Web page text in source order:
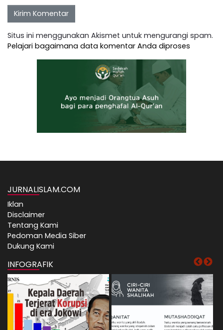
Situs ini menggunakan Akismet untuk mengurangi spam.
Pelajari bagaimana data komentar Anda diproses
JURNALISLAM.COM
Iklan
Disclaimer
Tentang Kami
Pedoman Media Siber
Dukung Kami
INFOGRAFIK